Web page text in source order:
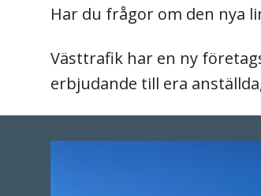
Har du frågor om den nya
Västtrafik har en ny
erbjudande till era